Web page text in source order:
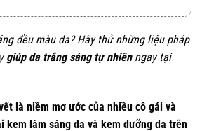
đều màu da? Hãy thử những liệu pháp
giúp da trắng sáng tự nhiên ngay tại
là niềm mơ ước của nhiều cô gái và
kem làm sáng da và kem dưỡng da trên